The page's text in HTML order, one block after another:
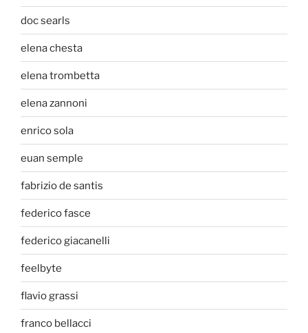
doc searls
elena chesta
elena trombetta
elena zannoni
enrico sola
euan semple
fabrizio de santis
federico fasce
federico giacanelli
feelbyte
flavio grassi
franco bellacci